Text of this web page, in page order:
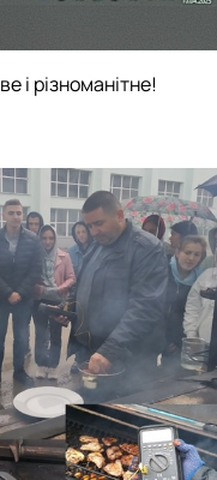
і різноманітне!